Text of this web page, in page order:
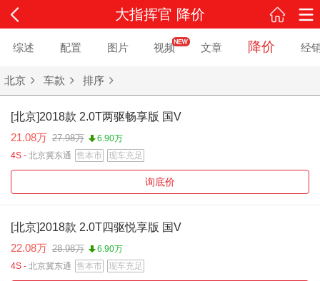
大指挥官 降价
综述 配置 图片 视频 文章 降价 经
北京 车款 排序
[北京]2018款 2.0T两驱畅享版 国V
21.08万 27.98万
6.90万
4S - 北京冀东通 售本市 现车充足
询底价
[北京]2018款 2.0T四驱悦享版 国V
22.08万 28.98万
6.90万
4S - 北京冀东通 售本市 现车充足